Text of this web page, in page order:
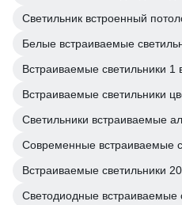
Светильник встроенный
Белые встраиваемые
Встраиваемые светильники 1
Встраиваемые светильники
Светильники встраиваемые
Современные встраиваемые
Встраиваемые светильники
Светодиодные встраиваемые